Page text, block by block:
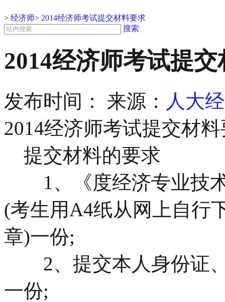
> 经济师> 2014经济师考试提交材料要求
搜索
2014经济师考试提
发布时间： 来源： 人大
2014经济师考试提交材
提交材料的要求
1、《度经济专业技术
(考生用A4纸从网上自行
章)一份;
2、提交本人身份证、
一份;